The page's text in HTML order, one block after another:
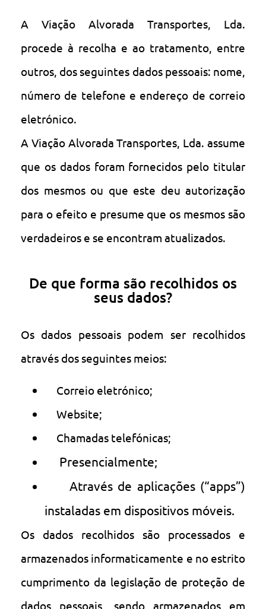
A Viação Alvorada Transportes, Lda.
procede à recolha e ao tratamento, entre
outros, dos seguintes dados pessoais: nome,
número de telefone e endereço de correio
eletrónico.
A Viação Alvorada Transportes, Lda. assume
que os dados foram fornecidos pelo titular
dos mesmos ou que este deu autorização
para o efeito e presume que os mesmos são
verdadeiros e se encontram atualizados.
De que forma são recolhidos os
seus dados?
Os dados pessoais podem ser recolhidos
através dos seguintes meios:
Correio eletrónico;
Website;
Chamadas telefónicas;
Presencialmente;
Através de aplicações (“apps”)
instaladas em dispositivos móveis.
Os dados recolhidos são processados e
armazenados informaticamente e no estrito
cumprimento da legislação de proteção de
dados pessoais, sendo armazenados em